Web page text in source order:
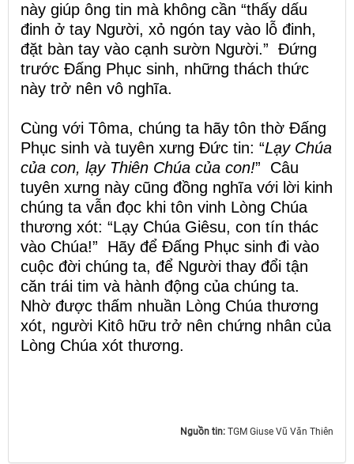
này giúp ông tin mà không cần “thấy dấu
đinh ở tay Người, xỏ ngón tay vào lỗ đinh,
đặt bàn tay vào cạnh sườn Người.” Đứng
trước Đấng Phục sinh, những thách thức
này trở nên vô nghĩa.
Cùng với Tôma, chúng ta hãy tôn thờ Đấng
Phục sinh và tuyên xưng Đức tin: “Lạy Chúa
của con, lạy Thiên Chúa của con!” Câu
tuyên xưng này cũng đồng nghĩa với lời kinh
chúng ta vẫn đọc khi tôn vinh Lòng Chúa
thương xót: “Lạy Chúa Giêsu, con tín thác
vào Chúa!” Hãy để Đấng Phục sinh đi vào
cuộc đời chúng ta, để Người thay đổi tận
căn trái tim và hành động của chúng ta.
Nhờ được thấm nhuần Lòng Chúa thương
xót, người Kitô hữu trở nên chứng nhân của
Lòng Chúa xót thương.
Nguồn tin: TGM Giuse Vũ Văn Thiên